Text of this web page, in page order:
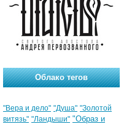
Облако тегов
"Вера и дело" "Душа" "Золотой
витязь" "Ландыши" "Образ и